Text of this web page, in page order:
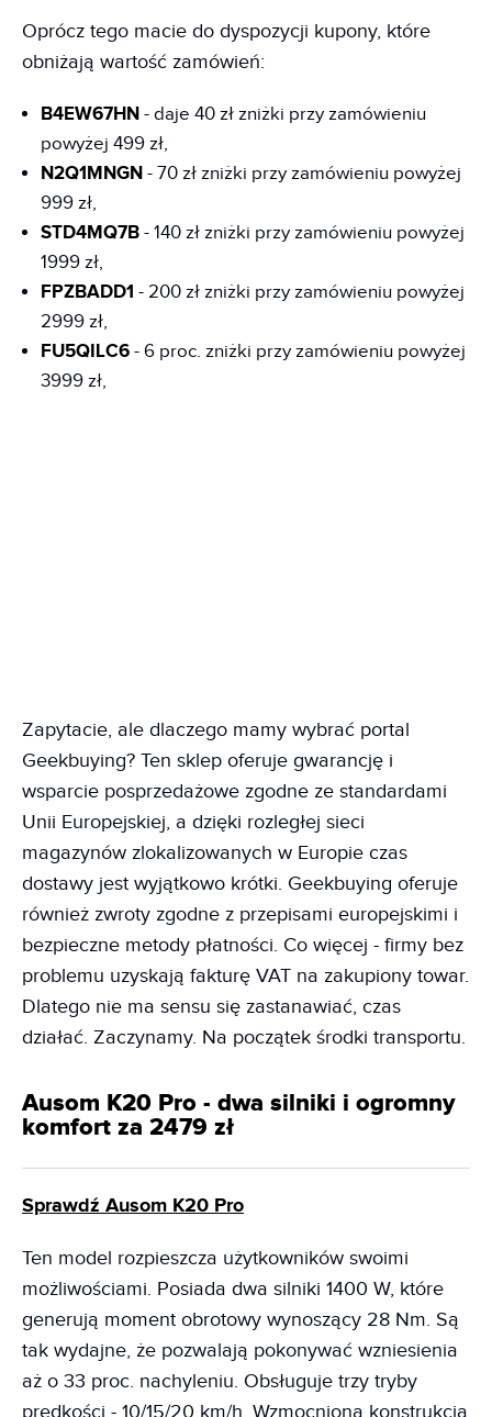
Oprócz tego macie do dyspozycji kupony, które
obniżają wartość zamówień:
B4EW67HN - daje 40 zł zniżki przy zamówieniu
powyżej 499 zł,
N2Q1MNGN - 70 zł zniżki przy zamówieniu powyżej
999 zł,
STD4MQ7B - 140 zł zniżki przy zamówieniu powyżej
1999 zł,
FPZBADD1 - 200 zł zniżki przy zamówieniu powyżej
2999 zł,
FU5QILC6 - 6 proc. zniżki przy zamówieniu powyżej
3999 zł,
Zapytacie, ale dlaczego mamy wybrać portal
Geekbuying? Ten sklep oferuje gwarancję i
wsparcie posprzedażowe zgodne ze standardami
Unii Europejskiej, a dzięki rozległej sieci
magazynów zlokalizowanych w Europie czas
dostawy jest wyjątkowo krótki. Geekbuying oferuje
również zwroty zgodne z przepisami europejskimi i
bezpieczne metody płatności. Co więcej - firmy bez
problemu uzyskają fakturę VAT na zakupiony towar.
Dlatego nie ma sensu się zastanawiać, czas
działać. Zaczynamy. Na początek środki transportu.
Ausom K20 Pro - dwa silniki i ogromny
komfort za 2479 zł
Sprawdź Ausom K20 Pro
Ten model rozpieszcza użytkowników swoimi
możliwościami. Posiada dwa silniki 1400 W, które
generują moment obrotowy wynoszący 28 Nm. Są
tak wydajne, że pozwalają pokonywać wzniesienia
aż o 33 proc. nachyleniu. Obsługuje trzy tryby
prędkości - 10/15/20 km/h. Wzmocniona konstrukcja